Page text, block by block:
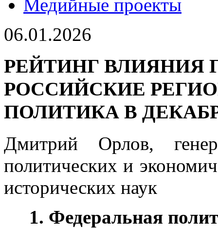
Медийные проекты
06.01.2026
РЕЙТИНГ ВЛИЯНИЯ
РОССИЙСКИЕ
ПОЛИТИКА В
Дмитрий Орлов,
политических и
исторических наук
1. Федеральная